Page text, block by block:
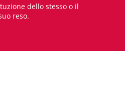
dello stesso o il
reso.